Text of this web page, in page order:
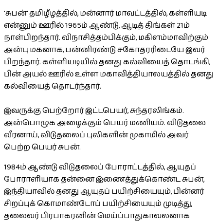
'சுபன்' தமிழீழத்தில், மன்னார் மாவட்டத்தில், கள்ளியடி
என்னும் ஊரில் 1965ம் ஆண்டு, ஆடித் திங்கள் 21ம்
நாள்பிறந்தார். விநாசித்தம்பிக்கும், மகிளம்மாவிற்கும்
அன்பு மகனாக, பன்னிரண்டு சகோதரரிடையே இவர்
பிறந்தார். கள்ளியடியில் தனது கல்வியைத் தொடங்கி,
பின் அயல் ஊரில் உள்ள மகாவித்தியாலயத்தில் தனது
கல்வியைத் தொடர்ந்தார்.
இவருக்கு பெற்றோர் இட்டபெயர், சுந்தரலிங்கம்.
அன்பொழுக அழைக்கும் பெயர் மணியம். விடுதலை
வீரனாய், விடுதலைப் புலிகளின் முகாமில் அவர்
பெற்ற பெயர் சுபன்.
1984ம் ஆண்டு விடுதலைப் போராட்டத்தில், ஆயுதப்
போராளியாக தன்னை இணைத்துக்கொண்ட சுபன்,
இந்தியாவில் தனது ஆயுதப் பயிற்சியையும், பின்னர்
சிறப்புக் கொமாண்டோப் பயிற்சியையும் முடித்து,
தலைவர் பிரபாகரனின் மெய்ப்பாதுகாவலனாக